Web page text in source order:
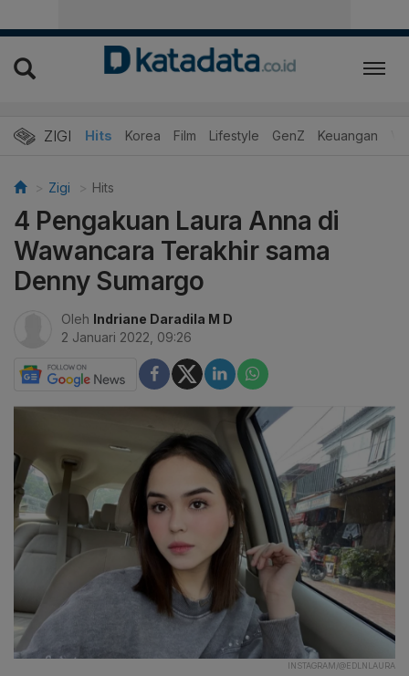
ZIGI Hits Korea Film Lifestyle GenZ Keuangan
Zigi Hits
4 Pengakuan Laura Anna di
Wawancara Terakhir sama
Denny Sumargo
Oleh Indriane Daradila M D
2 Januari 2022, 09:26
INSTAGRAM/@EDLNLAURA